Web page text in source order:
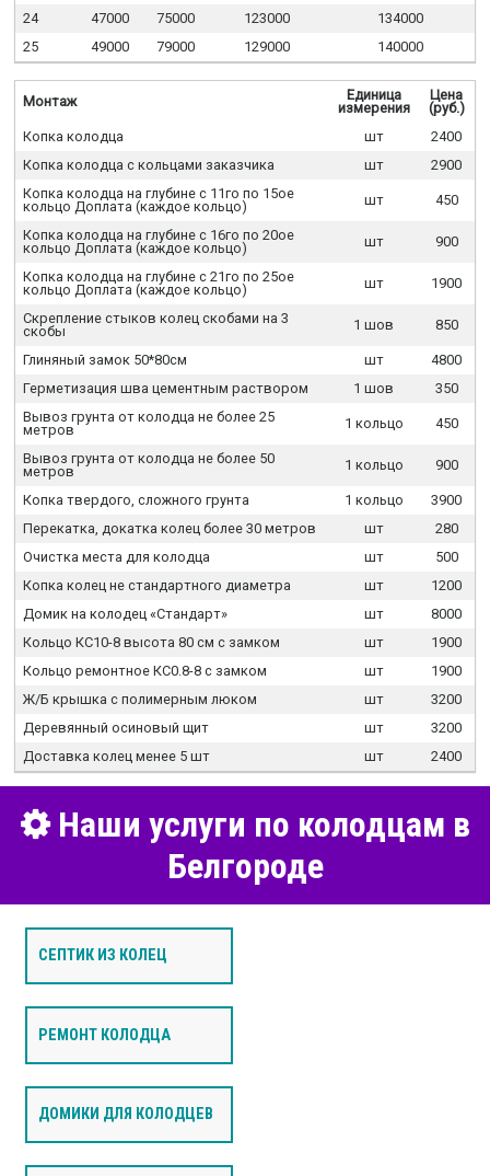
24 47000 75000 123000
134000
25
49000 79000 129000 140000
Монтаж
Единица
измерения
Цена
(руб.)
Копка колодца
шт
2400
Копка колодца с кольцами заказчика
шт
2900
Копка колодца на глубине с 11го по 15ое
кольцо Доплата (каждое кольцо)
шт 450
Копка колодца на глубине с 16го по 20ое
кольцо Доплата (каждое кольцо)
шт 900
Копка колодца на глубине с 21го по 25ое
кольцо Доплата (каждое кольцо)
шт 1900
Скрепление стыков колец скобами на 3
скобы
1 шов 850
Глиняный замок 50*80см шт
4800
Герметизация шва цементным раствором
1 шов
350
Вывоз грунта от колодца не более 25
метров
1 кольцо 450
Вывоз грунта от колодца не более 50
метров
1 кольцо 900
Копка твердого, сложного грунта 1 кольцо
3900
Перекатка, докатка колец более 30 метров
шт
280
Очистка места для колодца
шт
500
Копка колец не стандартного диаметра
шт
1200
Домик на колодец «Стандарт»
шт
8000
Кольцо КС10-8 высота 80 см с замком
шт
1900
Кольцо ремонтное КС0.8-8 с замком
шт
1900
Ж/Б крышка с полимерным люком
шт
3200
Деревянный осиновый щит
шт
3200
Доставка колец менее 5 шт
шт 2400
Наши услуги по колодцам в
Белгороде
СЕПТИК ИЗ КОЛЕЦ
РЕМОНТ КОЛОДЦА
ДОМИКИ ДЛЯ КОЛОДЦЕВ